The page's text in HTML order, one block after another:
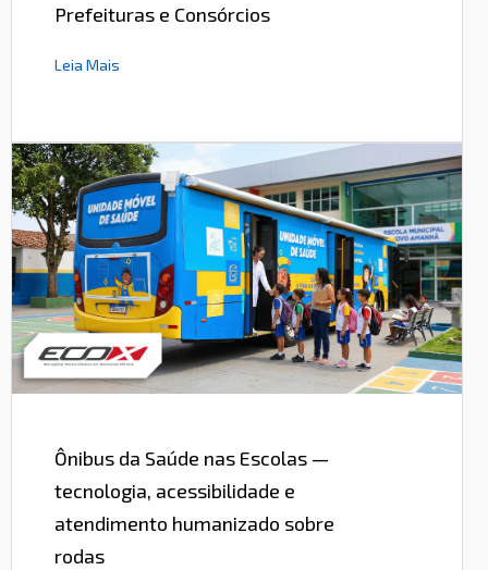
Prefeituras e Consórcios
Leia Mais
Ônibus da Saúde nas Escolas —
tecnologia, acessibilidade e
atendimento humanizado sobre
rodas